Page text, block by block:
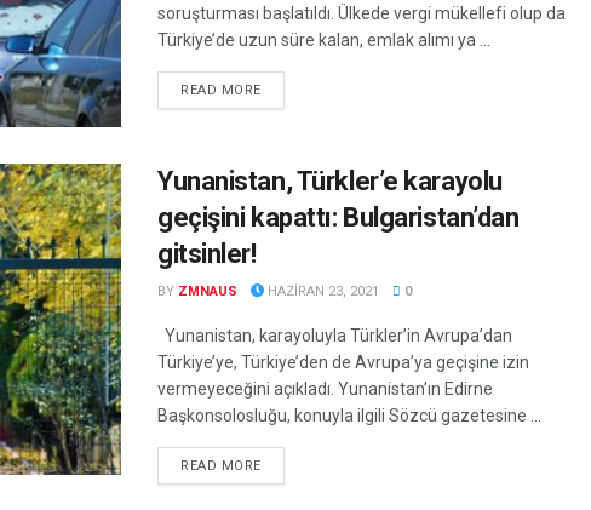
soruşturması başlatıldı. Ülkede vergi mükellefi olup da
Türkiye’de uzun süre kalan, emlak alımı ya ...
READ MOREDETAILS
Yunanistan, Türkler’e karayolu
geçişini kapattı: Bulgaristan’dan
gitsinler!
BY ZMNAUS HAZIRAN 23, 2021 0
Yunanistan, karayoluyla Türkler’in Avrupa’dan
Türkiye’ye, Türkiye’den de Avrupa’ya geçişine izin
vermeyeceğini açıkladı. Yunanistan’ın Edirne
Başkonsolosluğu, konuyla ilgili Sözcü gazetesine ...
READ MOREDETAILS